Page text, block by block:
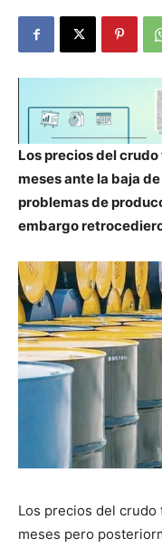
Los precios del
meses ante la baja
problemas de
embargo
Los precios del crudo
meses pero